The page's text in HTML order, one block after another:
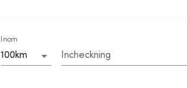
Inom
100km Incheckning